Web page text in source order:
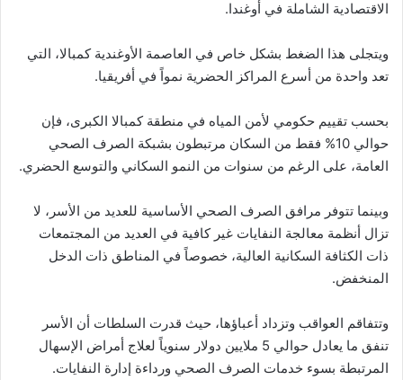
الاقتصادية الشاملة في أوغندا.
ويتجلى هذا الضغط بشكل خاص في العاصمة الأوغندية كمبالا، التي
تعد واحدة من أسرع المراكز الحضرية نمواً في أفريقيا.
بحسب تقييم حكومي لأمن المياه في منطقة كمبالا الكبرى، فإن
حوالي 10% فقط من السكان مرتبطون بشبكة الصرف الصحي
العامة، على الرغم من سنوات من النمو السكاني والتوسع الحضري.
وبينما تتوفر مرافق الصرف الصحي الأساسية للعديد من الأسر، لا
تزال أنظمة معالجة النفايات غير كافية في العديد من المجتمعات
ذات الكثافة السكانية العالية، خصوصاً في المناطق ذات الدخل
المنخفض.
وتتفاقم العواقب وتزداد أعباؤها، حيث قدرت السلطات أن الأسر
تنفق ما يعادل حوالي 5 ملايين دولار سنوياً لعلاج أمراض الإسهال
المرتبطة بسوء خدمات الصرف الصحي ورداءة إدارة النفايات.